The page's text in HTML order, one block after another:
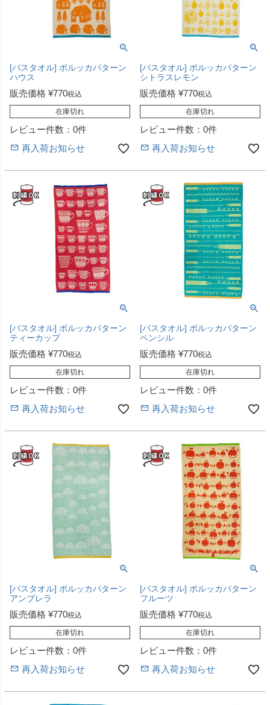
[バスタオル] ポルッカパターン
ハウス
販売価格 ¥770税込
在庫切れ
レビュー件数：0件
再入荷お知らせ
[バスタオル] ポルッカパターン
シトラスレモン
販売価格 ¥770税込
在庫切れ
レビュー件数：0件
再入荷お知らせ
[バスタオル] ポルッカパターン
ティーカップ
販売価格 ¥770税込
在庫切れ
レビュー件数：0件
再入荷お知らせ
[バスタオル] ポルッカパターン
ペンシル
販売価格 ¥770税込
在庫切れ
レビュー件数：0件
再入荷お知らせ
[バスタオル] ポルッカパターン
アンブレラ
販売価格 ¥770税込
在庫切れ
レビュー件数：0件
再入荷お知らせ
[バスタオル] ポルッカパターン
フルーツ
販売価格 ¥770税込
在庫切れ
レビュー件数：0件
再入荷お知らせ